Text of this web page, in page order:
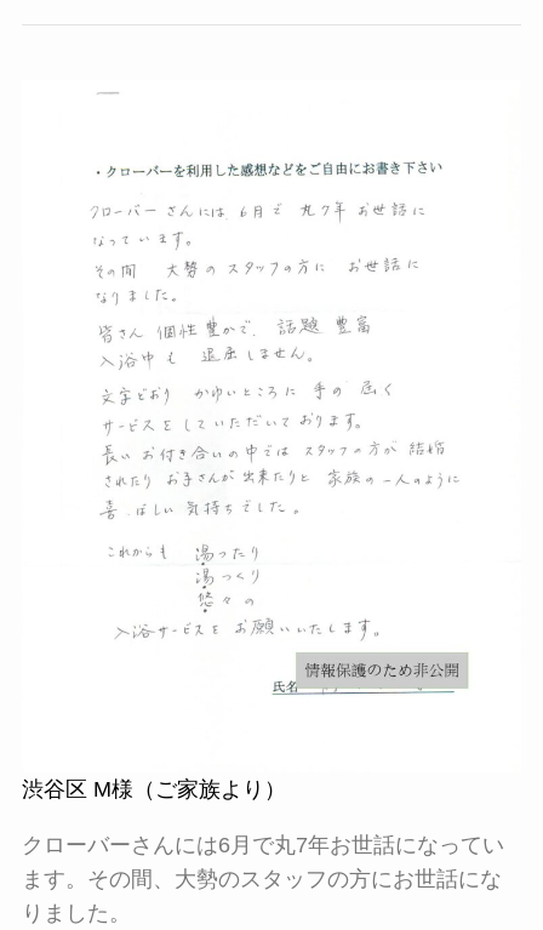
渋谷区 M様（ご家族より）
クローバーさんには6月で丸7年お世話になってい
ます。その間、大勢のスタッフの方にお世話にな
りました。